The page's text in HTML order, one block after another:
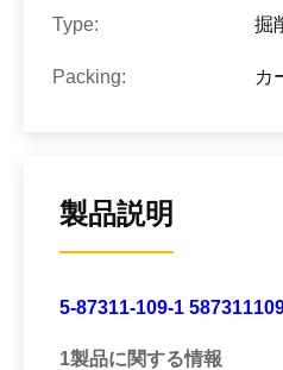
Type: 掘
Packing: カ
製品説明
5-87311-109-1
1製品に関する情報